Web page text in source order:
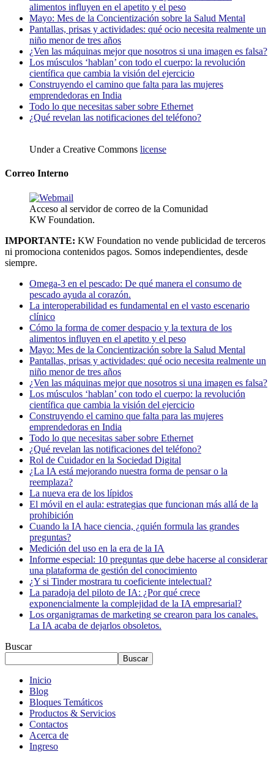
alimentos influyen en el apetito y el peso
Mayo: Mes de la Concientización sobre la Salud Mental
Pantallas, prisas y actividades: qué ocio necesita realmente un
niño menor de tres años
¿Ven las máquinas mejor que nosotros si una imagen es falsa?
Los músculos ‘hablan’ con todo el cuerpo: la revolución
científica que cambia la visión del ejercicio
Construyendo el camino que falta para las mujeres
emprendedoras en India
Todo lo que necesitas saber sobre Ethernet
¿Qué revelan las notificaciones del teléfono?
Under a Creative Commons license
Correo Interno
Acceso al servidor de correo de la Comunidad
KW Foundation.
IMPORTANTE: KW Foundation no vende publicidad de terceros
ni promociona contenidos pagos. Somos independientes, desde
siempre.
Omega-3 en el pescado: De qué manera el consumo de
pescado ayuda al corazón.
La interoperabilidad es fundamental en el vasto escenario
clínico
Cómo la forma de comer despacio y la textura de los
alimentos influyen en el apetito y el peso
Mayo: Mes de la Concientización sobre la Salud Mental
Pantallas, prisas y actividades: qué ocio necesita realmente un
niño menor de tres años
¿Ven las máquinas mejor que nosotros si una imagen es falsa?
Los músculos ‘hablan’ con todo el cuerpo: la revolución
científica que cambia la visión del ejercicio
Construyendo el camino que falta para las mujeres
emprendedoras en India
Todo lo que necesitas saber sobre Ethernet
¿Qué revelan las notificaciones del teléfono?
Rol de Cuidador en la Sociedad Digital
¿La IA está mejorando nuestra forma de pensar o la
reemplaza?
La nueva era de los lípidos
El móvil en el aula: estrategias que funcionan más allá de la
prohibición
Cuando la IA hace ciencia, ¿quién formula las grandes
preguntas?
Medición del uso en la era de la IA
Informe especial: 10 preguntas que debe hacerse al considerar
una plataforma de gestión del conocimiento
¿Y si Tinder mostrara tu coeficiente intelectual?
La paradoja del piloto de IA: ¿Por qué crece
exponencialmente la complejidad de la IA empresarial?
Los organigramas de marketing se crearon para los canales.
La IA acaba de dejarlos obsoletos.
Buscar
Buscar
Inicio
Blog
Bloques Temáticos
Productos & Servicios
Contactos
Acerca de
Ingreso